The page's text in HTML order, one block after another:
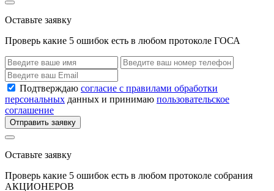
Оставьте заявку
Проверь какие 5 ошибок есть в любом протоколе ГОСА
Подтверждаю согласие с правилами обработки
персональных данных и принимаю пользовательское
соглашение
Отправить заявку
Оставьте заявку
Проверь какие 5 ошибок есть в любом протоколе собрания
АКЦИОНЕРОВ